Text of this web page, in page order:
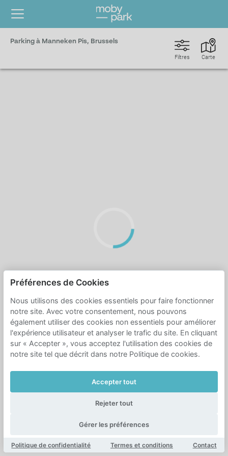
Parking à Manneken Pis, Brussels
Carte
Filtres
Préférences de Cookies
Nous utilisons des cookies essentiels pour faire fonctionner
notre site. Avec votre consentement, nous pouvons
également utiliser des cookies non essentiels pour améliorer
l'expérience utilisateur et analyser le trafic du site. En cliquant
sur « Accepter », vous acceptez l'utilisation des cookies de
notre site tel que décrit dans notre Politique de cookies.
Accepter tout
Rejeter tout
Gérer les préférences
Politique de confidentialité Termes et conditions Contact